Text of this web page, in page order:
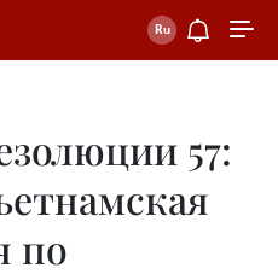
57:
по